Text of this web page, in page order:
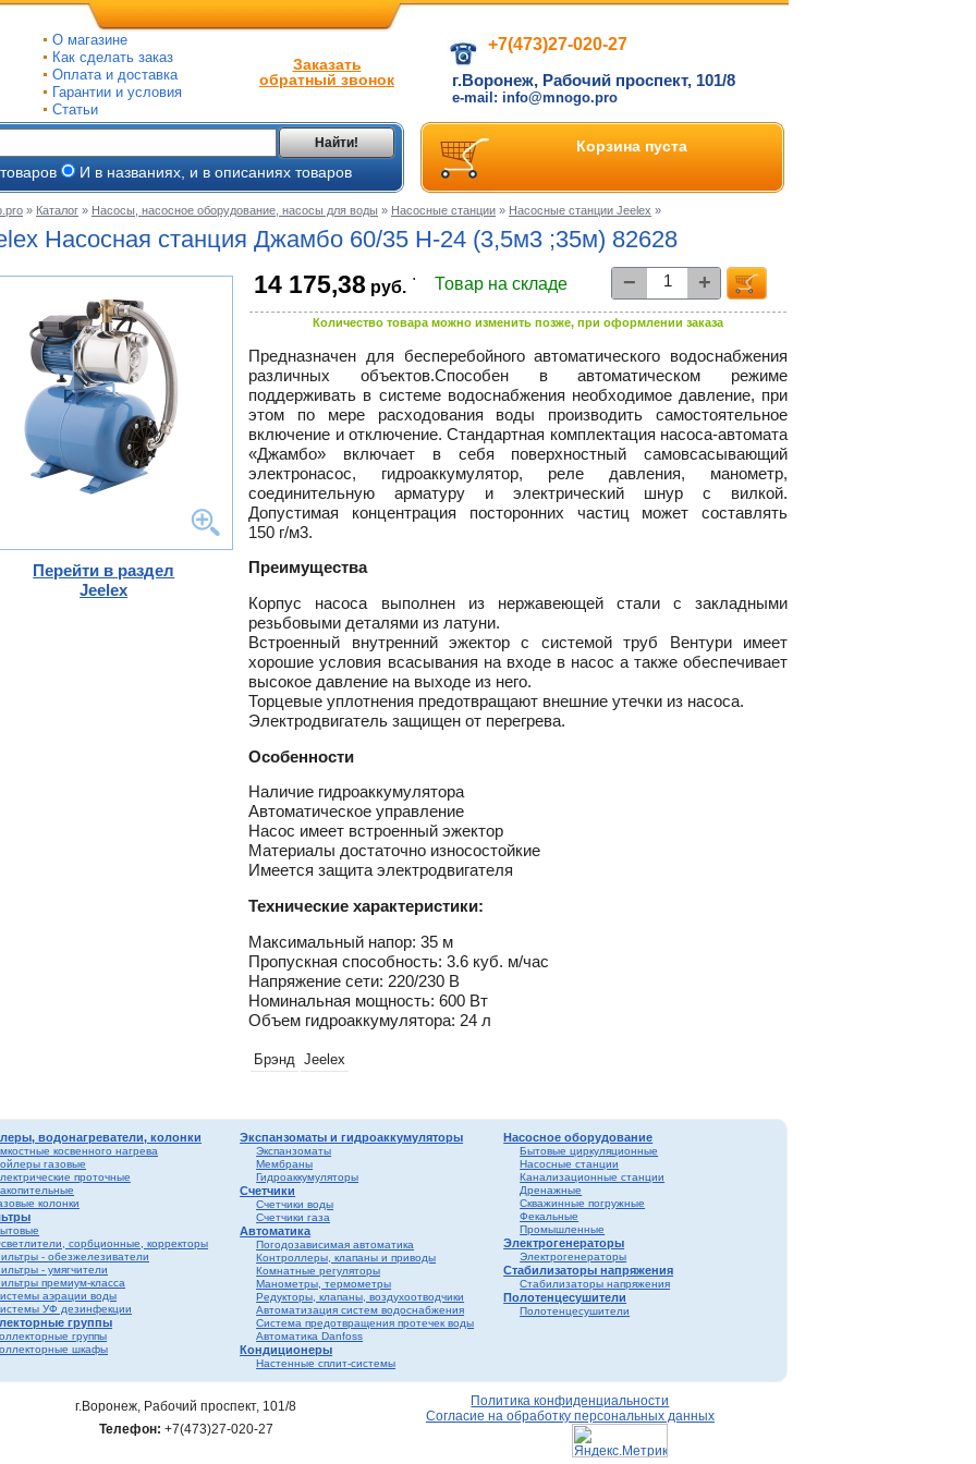
О магазине
Как сделать заказ
Оплата и доставка
Гарантии и условия
Статьи
Заказать
обратный звонок
+7(473)27-020-27
г.Воронеж, Рабочий проспект, 101/8
e-mail: info@mnogo.pro
Найти!
И в названиях, и в описаниях товаров
Корзина пуста
пр.
и
и
» Каталог » Насосы, насосное оборудование, насосы для воды » Насосные станции » Насосные станции Jeelex »
Насосная станция Джамбо 60/35 Н-24 (3,5м3 ;35м) 82628
14 175,38 руб.
.
Товар на складе − +
Количество товара можно изменить позже, при оформлении заказа
Предназначен для бесперебойного автоматического водоснабжения
различных объектов.Способен в автоматическом режиме
поддерживать в системе водоснабжения необходимое давление, при
этом по мере расходования воды производить самостоятельное
включение и отключение. Стандартная комплектация насоса-автомата
«Джамбо» включает в себя поверхностный самовсасывающий
электронасос, гидроаккумулятор, реле давления, манометр,
соединительную арматуру и электрический шнур с вилкой.
Допустимая концентрация посторонних частиц может составлять
150 г/м3.
Преимущества
Корпус насоса выполнен из нержавеющей стали с закладными
резьбовыми деталями из латуни.
Встроенный внутренний эжектор с системой труб Вентури имеет
хорошие условия всасывания на входе в насос а также обеспечивает
высокое давление на выходе из него.
Торцевые уплотнения предотвращают внешние утечки из насоса.
Электродвигатель защищен от перегрева.
Особенности
Наличие гидроаккумулятора
Автоматическое управление
Насос имеет встроенный эжектор
Материалы достаточно износостойкие
Имеется защита электродвигателя
Технические характеристики:
Максимальный напор: 35 м
Пропускная способность: 3.6 куб. м/час
Напряжение сети: 220/230 В
Номинальная мощность: 600 Вт
Объем гидроаккумулятора: 24 л
Брэнд Jeelex
Перейти в раздел
Jeelex
водонагреватели, колонки
косвенного нагрева
газовые
проточные
колонки
сорбционные, корректоры
- обезжелезиватели
- умягчители
премиум-класса
аэрации воды
УФ дезинфекции
группы
группы
шкафы
Экспанзоматы и гидроаккумуляторы
Экспанзоматы
Мембраны
Гидроаккумуляторы
Счетчики
Счетчики воды
Счетчики газа
Автоматика
Погодозависимая автоматика
Контроллеры, клапаны и приводы
Комнатные регуляторы
Манометры, термометры
Редукторы, клапаны, воздухоотводчики
Автоматизация систем водоснабжения
Система предотвращения протечек воды
Автоматика Danfoss
Кондиционеры
Настенные сплит-системы
Насосное оборудование
Бытовые циркуляционные
Насосные станции
Канализационные станции
Дренажные
Скважинные погружные
Фекальные
Промышленные
Электрогенераторы
Электрогенераторы
Стабилизаторы напряжения
Стабилизаторы напряжения
Полотенцесушители
Полотенцесушители
г.Воронеж, Рабочий проспект, 101/8
Телефон: +7(473)27-020-27
Политика конфиденциальности
Согласие на обработку персональных данных